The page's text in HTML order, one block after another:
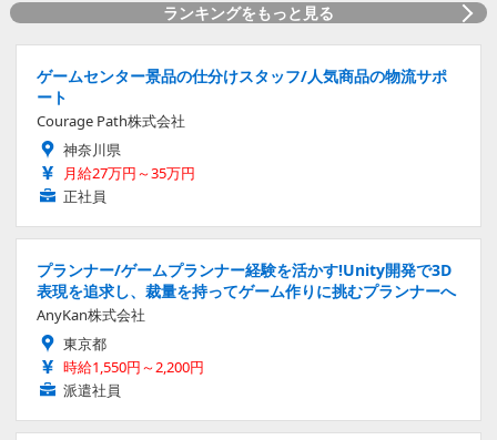
ランキングをもっと見る
ゲームセンター景品の仕分けスタッフ/人気商品の物流サポ
ート
Courage Path株式会社
神奈川県
月給27万円～35万円
正社員
プランナー/ゲームプランナー経験を活かす!Unity開発で3D
表現を追求し、裁量を持ってゲーム作りに挑むプランナーへ
AnyKan株式会社
東京都
時給1,550円～2,200円
派遣社員